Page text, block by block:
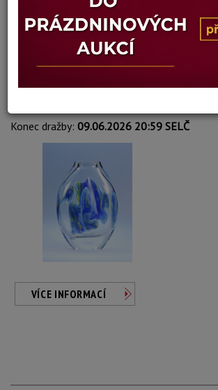
Autor:Rudolf Višňovský
Dosažená cena:neprodáno
Konec dražby: 09.06.2026 20:59 SELČ
VÍCE INFORMACÍ